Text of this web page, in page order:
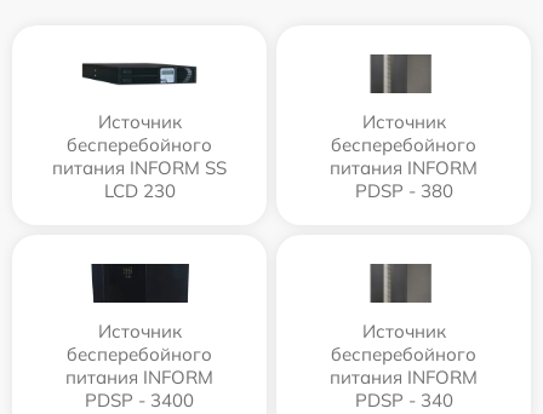
Источник
бесперебойного
питания INFORM SS
LCD 230
Источник
бесперебойного
питания INFORM
PDSP - 380
Источник
бесперебойного
питания INFORM
PDSP - 3400
Источник
бесперебойного
питания INFORM
PDSP - 340